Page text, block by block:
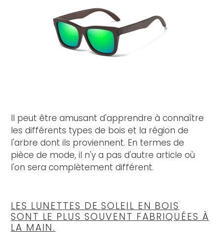
Il peut être amusant d'apprendre à connaître
les différents types de bois et la région de
l'arbre dont ils proviennent. En termes de
pièce de mode, il n'y a pas d'autre article où
l'on sera complètement différent.
LES LUNETTES DE SOLEIL EN BOIS
SONT LE PLUS SOUVENT FABRIQUÉES À
LA MAIN.